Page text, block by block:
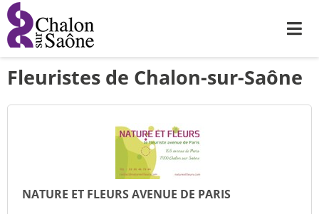
Fleuristes de Chalon-sur-Saône
NATURE ET FLEURS AVENUE DE PARIS